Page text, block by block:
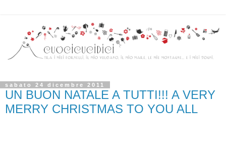
sabato 24 dicembre 2011
UN BUON NATALE A TUTTI!!! A VERY
MERRY CHRISTMAS TO YOU ALL